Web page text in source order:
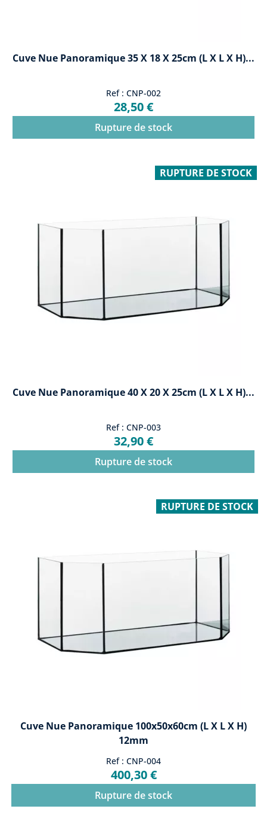
Cuve Nue Panoramique 35 X 18 X 25cm (L X L X H)...
Ref : CNP-002
28,50 €
Rupture de stock
Cuve Nue Panoramique 40 X 20 X 25cm (L X L X H)...
Ref : CNP-003
32,90 €
Rupture de stock
RUPTURE DE STOCK
Cuve Nue Panoramique 100x50x60cm (L X L X H)
12mm
Ref : CNP-004
400,30 €
Rupture de stock
RUPTURE DE STOCK